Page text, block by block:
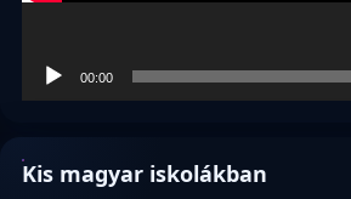
00:00
Kis magyar iskolákban